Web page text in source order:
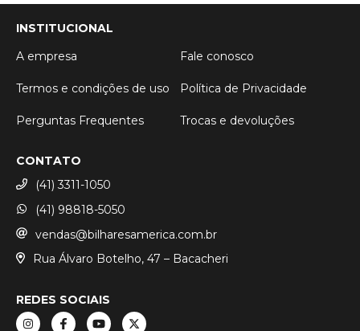
INSTITUCIONAL
A empresa
Fale conosco
Termos e condições de uso Política de Privacidade
Perguntas Frequentes Trocas e devoluções
CONTATO
(41) 3311-1050
(41) 98818-5050
vendas@bilharesamerica.com.br
Rua Álvaro Botelho, 47 – Bacacheri
REDES SOCIAIS